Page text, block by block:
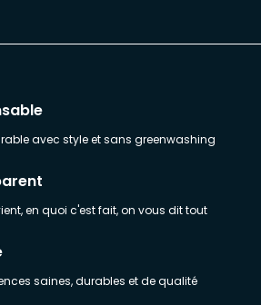
avec style et sans greenwashing
en quoi c'est fait, on vous dit tout
saines, durables et de qualité